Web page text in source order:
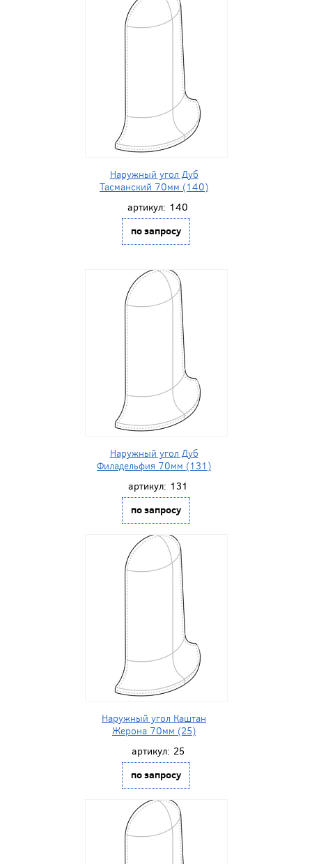
Наружный угол Дуб
Тасманский 70мм (140)
артикул: 140
по запросу
Наружный угол Дуб
Филадельфия 70мм (131)
артикул: 131
по запросу
Наружный угол Каштан
Жерона 70мм (25)
артикул: 25
по запросу